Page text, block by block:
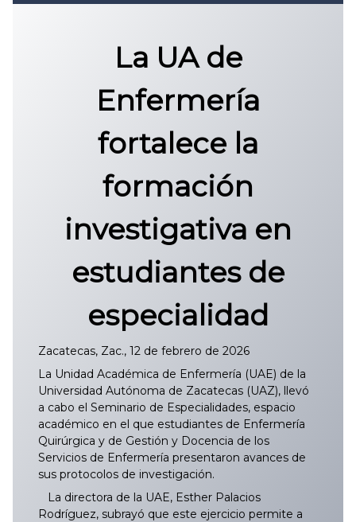
CONVOCATORIA DE INGRESO UAZ
La UA de
Enfermería
fortalece la
formación
investigativa en
estudiantes de
especialidad
Zacatecas, Zac., 12 de febrero de 2026
La Unidad Académica de Enfermería (UAE) de la
Universidad Autónoma de Zacatecas (UAZ), llevó
a cabo el Seminario de Especialidades, espacio
académico en el que estudiantes de Enfermería
Quirúrgica y de Gestión y Docencia de los
Servicios de Enfermería presentaron avances de
sus protocolos de investigación.
La directora de la UAE, Esther Palacios
Rodríguez, subrayó que este ejercicio permite a